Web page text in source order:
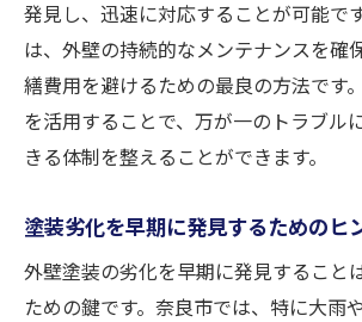
発見し、迅速に対応することが可能で
は、外壁の持続的なメンテナンスを確
繕費用を避けるための最良の方法です
を活用することで、万が一のトラブル
きる体制を整えることができます。
塗装劣化を早期に発見するためのヒ
外壁塗装の劣化を早期に発見すること
ための鍵です。奈良市では、特に大雨